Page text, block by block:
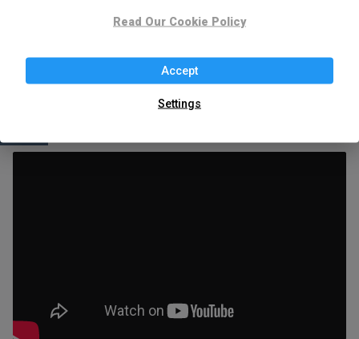
¡Y luego ya decides! 😉
mejor máquina es la que usarás con
Read Our Cookie Policy
Accept
Settings